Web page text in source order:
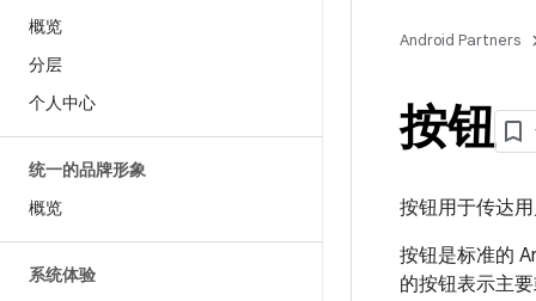
概览
分层
个人中心
统一的品牌形象
概览
系统体验
Android Partners
按钮
按钮用于传达
按钮是标准的
的按钮表示主